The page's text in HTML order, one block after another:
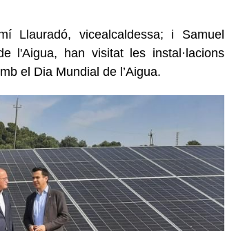
Llauradó, vicealcaldessa; i Samuel
l'Aigua, han visitat les instal·lacions
el Dia Mundial de l’Aigua.